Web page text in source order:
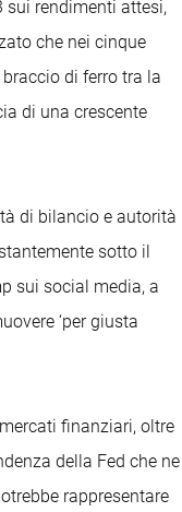
sui rendimenti attesi,
che nei cinque
di ferro tra la
di una crescente
di bilancio e autorità
sotto il
sui social media, a
‘per giusta
finanziari, oltre
della Fed che ne
rappresentare